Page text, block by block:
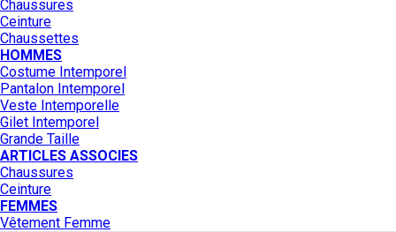
Chaussures
Ceinture
Chaussettes
HOMMES
Costume Intemporel
Pantalon Intemporel
Veste Intemporelle
Gilet Intemporel
Grande Taille
ARTICLES ASSOCIES
Chaussures
Ceinture
FEMMES
Vêtement Femme